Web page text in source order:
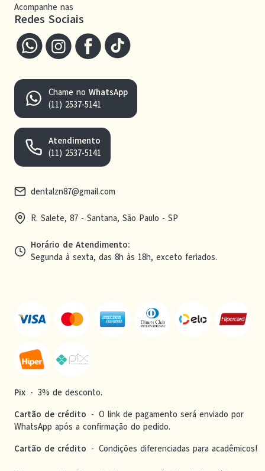
Acompanhe nas
Redes Sociais
Chame no WhatsApp
(11) 2537-5141
Atendimento
(11) 2537-5141
dentalzn87@gmail.com
R. Salete, 87 - Santana, São Paulo - SP
Horário de Atendimento:
Segunda à sexta, das 8h às 18h, exceto feriados.
Pix - 3% de desconto.
Cartão de crédito - O link de pagamento será enviado por
WhatsApp após a confirmação do pedido.
Cartão de crédito - Condições diferenciadas para acadêmicos!